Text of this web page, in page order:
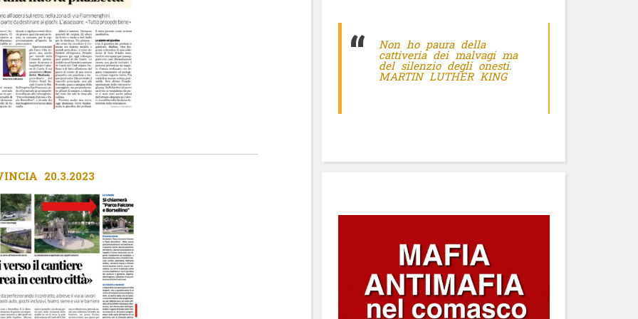
20.3.2023
Non ho paura della
cattiveria dei malvagi ma
del silenzio degli onesti.
MARTIN LUTHER KING